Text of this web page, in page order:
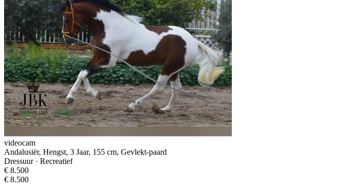
videocam
Andalusiër, Hengst, 3 Jaar, 155 cm, Gevlekt-paard
Dressuur · Recreatief
€ 8.500
€ 8.500